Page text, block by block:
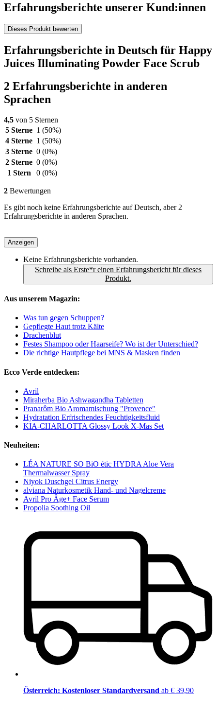
Erfahrungsberichte unserer Kund:innen
Dieses Produkt bewerten
Erfahrungsberichte in Deutsch für Happy
Juices Illuminating Powder Face Scrub
2 Erfahrungsberichte in anderen
Sprachen
4,5 von 5 Sternen
5 Sterne 1 (50%)
4 Sterne 1 (50%)
3 Sterne 0 (0%)
2 Sterne 0 (0%)
1 Stern
0 (0%)
2 Bewertungen
Es gibt noch keine Erfahrungsberichte auf Deutsch, aber 2
Erfahrungsberichte in anderen Sprachen.
Anzeigen
Keine Erfahrungsberichte vorhanden.
Schreibe als Erste*r einen Erfahrungsbericht für dieses
Produkt.
Aus unserem Magazin:
Was tun gegen Schuppen?
Gepflegte Haut trotz Kälte
Drachenblut
Festes Shampoo oder Haarseife? Wo ist der Unterschied?
Die richtige Hautpflege bei MNS & Masken finden
Ecco Verde entdecken:
Avril
Miraherba Bio Ashwagandha Tabletten
Pranarôm Bio Aromamischung "Provence"
Hydratation Erfrischendes Feuchtigkeitsfluid
KIA-CHARLOTTA Glossy Look X-Mas Set
Neuheiten:
LÉA NATURE SO BiO étic HYDRA Aloe Vera
Thermalwasser Spray
Niyok Duschgel Citrus Energy
alviana Naturkosmetik Hand- und Nagelcreme
Avril Pro Âge+ Face Serum
Propolia Soothing Oil
Österreich: Kostenloser Standardversand ab € 39,90